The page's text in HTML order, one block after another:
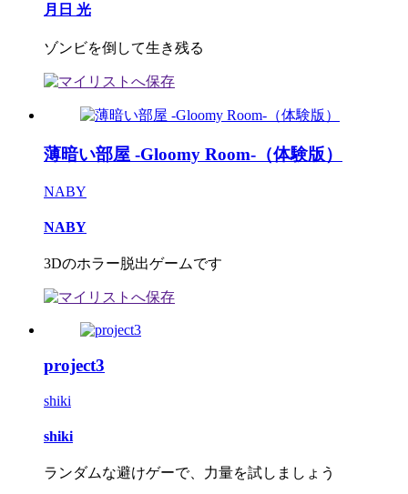
月日 光
ゾンビを倒して生き残る
薄暗い部屋 -Gloomy Room-（体験版）
NABY
NABY
3Dのホラー脱出ゲームです
project3
shiki
shiki
ランダムな避けゲーで、力量を試しましょう